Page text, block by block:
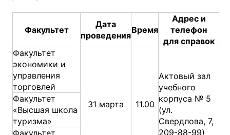
Факультет
Дата
проведения
Время
Адрес и
телефон
для справок
Факультет
экономики и
управления
торговлей
31 марта
11.00
Актовый зал
учебного
корпуса № 5
(ул.
Свердлова, 7,
209-88-99)
Факультет
«Высшая школа
туризма»
Факультет